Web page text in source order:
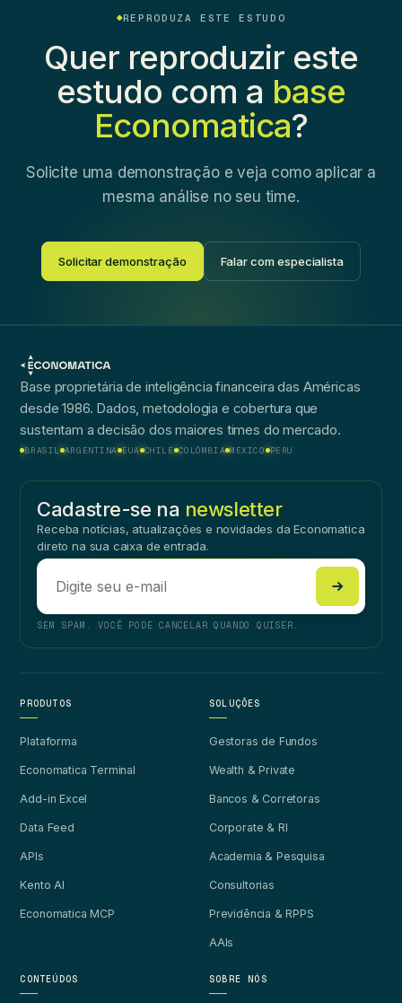
REPRODUZA ESTE ESTUDO
Quer reproduzir este
estudo com a base
Economatica?
Solicite uma demonstração e veja como aplicar a
mesma análise no seu time.
Solicitar demonstração Falar com especialista
Base proprietária de inteligência financeira das Américas
desde 1986. Dados, metodologia e cobertura que
sustentam a decisão dos maiores times do mercado.
BRASIL ARGENTINA EUA CHILE COLÔMBIA MÉXICO PERU
Cadastre-se na newsletter
Receba notícias, atualizações e novidades da Economatica
direto na sua caixa de entrada.
SEM SPAM. VOCÊ PODE CANCELAR QUANDO QUISER.
PRODUTOS
Plataforma
Economatica Terminal
Add-in Excel
Data Feed
APIs
Kento AI
Economatica MCP
SOLUÇÕES
Gestoras de Fundos
Wealth & Private
Bancos & Corretoras
Corporate & RI
Academia & Pesquisa
Consultorias
Previdência & RPPS
AAIs
CONTEÚDOS SOBRE NÓS